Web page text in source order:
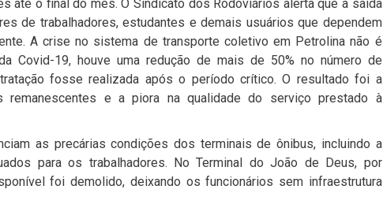
até o final do mês. O Sindicato dos Rodoviários alerta que a saída
de trabalhadores, estudantes e demais usuários que dependem
A crise no sistema de transporte coletivo em Petrolina não é
Covid-19, houve uma redução de mais de 50% no número de
fosse realizada após o período crítico. O resultado foi a
remanescentes e a piora na qualidade do serviço prestado à
as precárias condições dos terminais de ônibus, incluindo a
para os trabalhadores. No Terminal do João de Deus, por
foi demolido, deixando os funcionários sem infraestrutura